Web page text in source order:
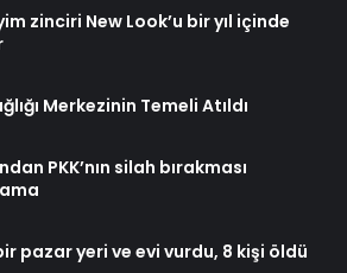
zinciri New Look’u bir yıl içinde
Merkezinin Temeli Atıldı
PKK’nın silah bırakması
pazar yeri ve evi vurdu, 8 kişi öldü